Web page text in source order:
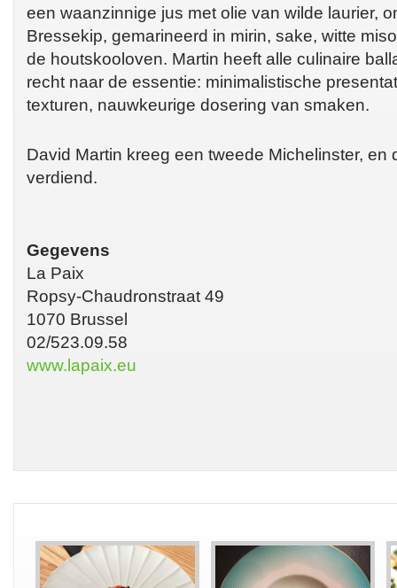
een waanzinnige jus met olie van wilde laurier,
Bressekip, gemarineerd in mirin, sake, witte
de houtskooloven. Martin heeft alle culinaire
recht naar de essentie: minimalistische
texturen, nauwkeurige dosering van smaken.
David Martin kreeg een tweede Michelinster, en
verdiend.
Gegevens
La Paix
Ropsy-Chaudronstraat 49
1070 Brussel
02/523.09.58
www.lapaix.eu